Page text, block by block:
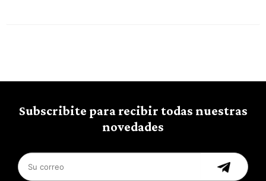
Subscribite para recibir todas nuestras
novedades